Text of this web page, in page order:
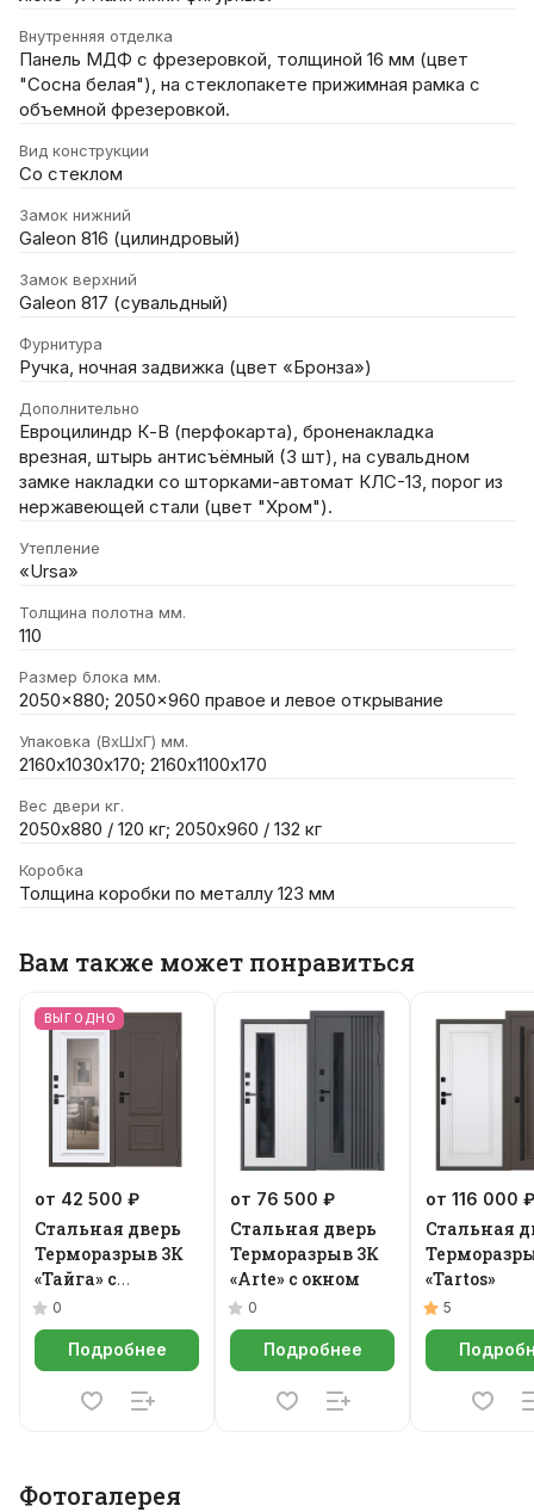
Внутренняя отделка
Панель МДФ с фрезеровкой, толщиной 16 мм (цвет
"Сосна белая"), на стеклопакете прижимная рамка с
объемной фрезеровкой.
Вид конструкции
Со стеклом
Замок нижний
Galeon 816 (цилиндровый)
Замок верхний
Galeon 817 (сувальдный)
Фурнитура
Ручка, ночная задвижка (цвет «Бронза»)
Дополнительно
Евроцилиндр К-В (перфокарта), броненакладка
врезная, штырь антисъёмный (3 шт), на сувальдном
замке накладки со шторками-автомат КЛС-13, порог из
нержавеющей стали (цвет "Хром").
Утепление
«Ursa»
Толщина полотна мм.
110
Размер блока мм.
2050x880; 2050x960 правое и левое открывание
Упаковка (ВхШхГ) мм.
2160х1030х170; 2160х1100х170
Вес двери кг.
2050х880 / 120 кг; 2050х960 / 132 кг
Коробка
Толщина коробки по металлу 123 мм
Вам также может понравиться
ВЫГОДНО
от 42 500 ₽
Стальная дверь
Терморазрыв 3К
«Тайга» с
зеркалом
0
Подробнее
от 76 500 ₽
Стальная дверь
Терморазрыв 3К
«Arte» с окном
0
Подробнее
от 116 000 ₽
Стальная
«Tartos»
5
Фотогалерея